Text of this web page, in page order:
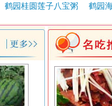
王牌烧鸽子
王记饺子城
文龙川味美食
鹤园桂圆莲子八宝粥 鹤园